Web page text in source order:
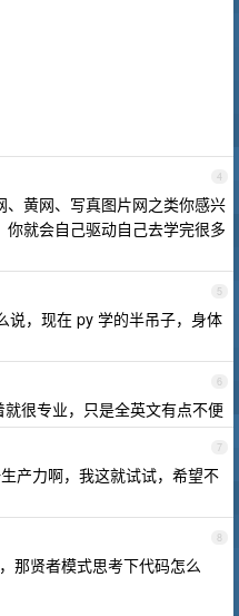
4
黄网、写真图片网之类你感兴
就会自己驱动自己去学完很多
5
说，现在 py 学的半吊子，身体
6
很专业，只是全英文有点不便
7
产力啊，我这就试试，希望不
8
那贤者模式思考下代码怎么